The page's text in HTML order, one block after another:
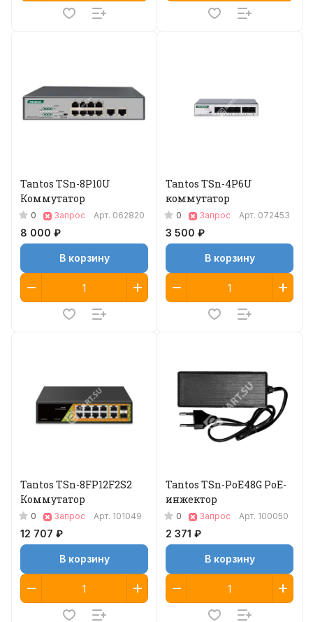
Tantos TSn-8P10U
Коммутатор
0 Запрос Арт. 062820
8 000 ₽
В корзину
Tantos TSn-4P6U
коммутатор
0 Запрос Арт. 072453
3 500 ₽
В корзину
Tantos TSn-8FP12F2S2
Коммутатор
0 Запрос Арт. 101049
12 707 ₽
В корзину
Tantos TSn-PoE48G PoE-
инжектор
0 Запрос Арт. 100050
2 371 ₽
В корзину